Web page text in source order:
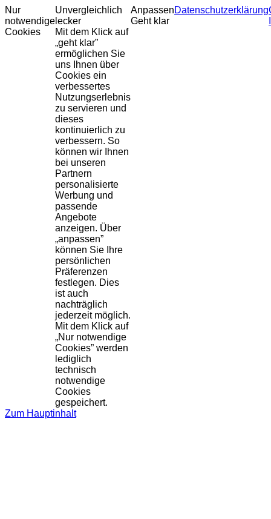
Nur
notwendige
Cookies
Unvergleichlich
lecker
Mit dem Klick auf
„geht klar”
ermöglichen Sie
uns Ihnen über
Cookies ein
verbessertes
Nutzungserlebnis
zu servieren und
dieses
kontinuierlich zu
verbessern. So
können wir Ihnen
bei unseren
Partnern
personalisierte
Werbung und
passende
Angebote
anzeigen. Über
„anpassen”
können Sie Ihre
persönlichen
Präferenzen
festlegen. Dies
ist auch
nachträglich
jederzeit möglich.
Mit dem Klick auf
„Nur notwendige
Cookies” werden
lediglich
technisch
notwendige
Cookies
gespeichert.
Anpassen
Geht klar
Datenschutzerklärung
Zum Hauptinhalt